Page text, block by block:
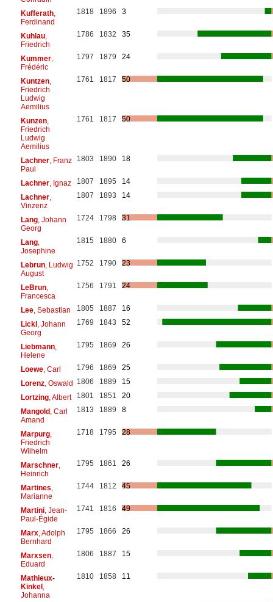
Kufferath,
Ferdinand
1818 1896 3
Kuhlau,
Friedrich
1786 1832 35
Kummer,
Frédéric
1797 1879 24
Kuntzen,
Friedrich
Ludwig
Aemilius
1761 1817 50
Kunzen,
Friedrich
Ludwig
Aemilius
1761 1817 50
Lachner, Franz
Paul
1803 1890 18
Lachner, Ignaz 1807 1895
14
Lachner,
Vinzenz
1807 1893 14
Lang, Johann
Georg
1724 1798 31
Lang,
Josephine
1815 1880 6
Lebrun, Ludwig
August
1752 1790 23
LeBrun,
Francesca
1756 1791 24
Lee, Sebastian 1805 1887
16
Lickl, Johann
Georg
1769 1843 52
Liebmann,
Helene
1795 1869 26
Loewe, Carl 1796 1869
25
Lorenz, Oswald 1806 1889
15
Lortzing, Albert 1801 1851
20
Mangold, Carl
Amand
1813 1889 8
Marpurg,
Friedrich
Wilhelm
1718 1795 28
Marschner,
Heinrich
1795 1861 26
Martines
Marianne
1744 1812 45
Martini, Jean-
Paul-Égide
1741 1816 49
Marx, Adolph
Bernhard
1795 1866 26
Marxsen,
Eduard
1806 1887 15
Mathieux-
Kinkel,
Johanna
1810 1858 11